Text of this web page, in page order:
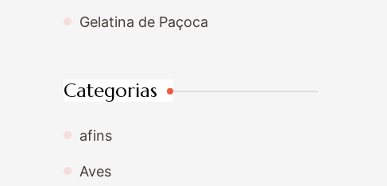
Gelatina de Paçoca
Categorias
afins
Aves